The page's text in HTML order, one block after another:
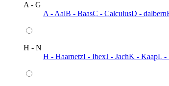
A - G
A - AalB - BaasC - CalculusD - dalbern
H - N
H - HaarnetzI - IbexJ - JachK - KaapL -